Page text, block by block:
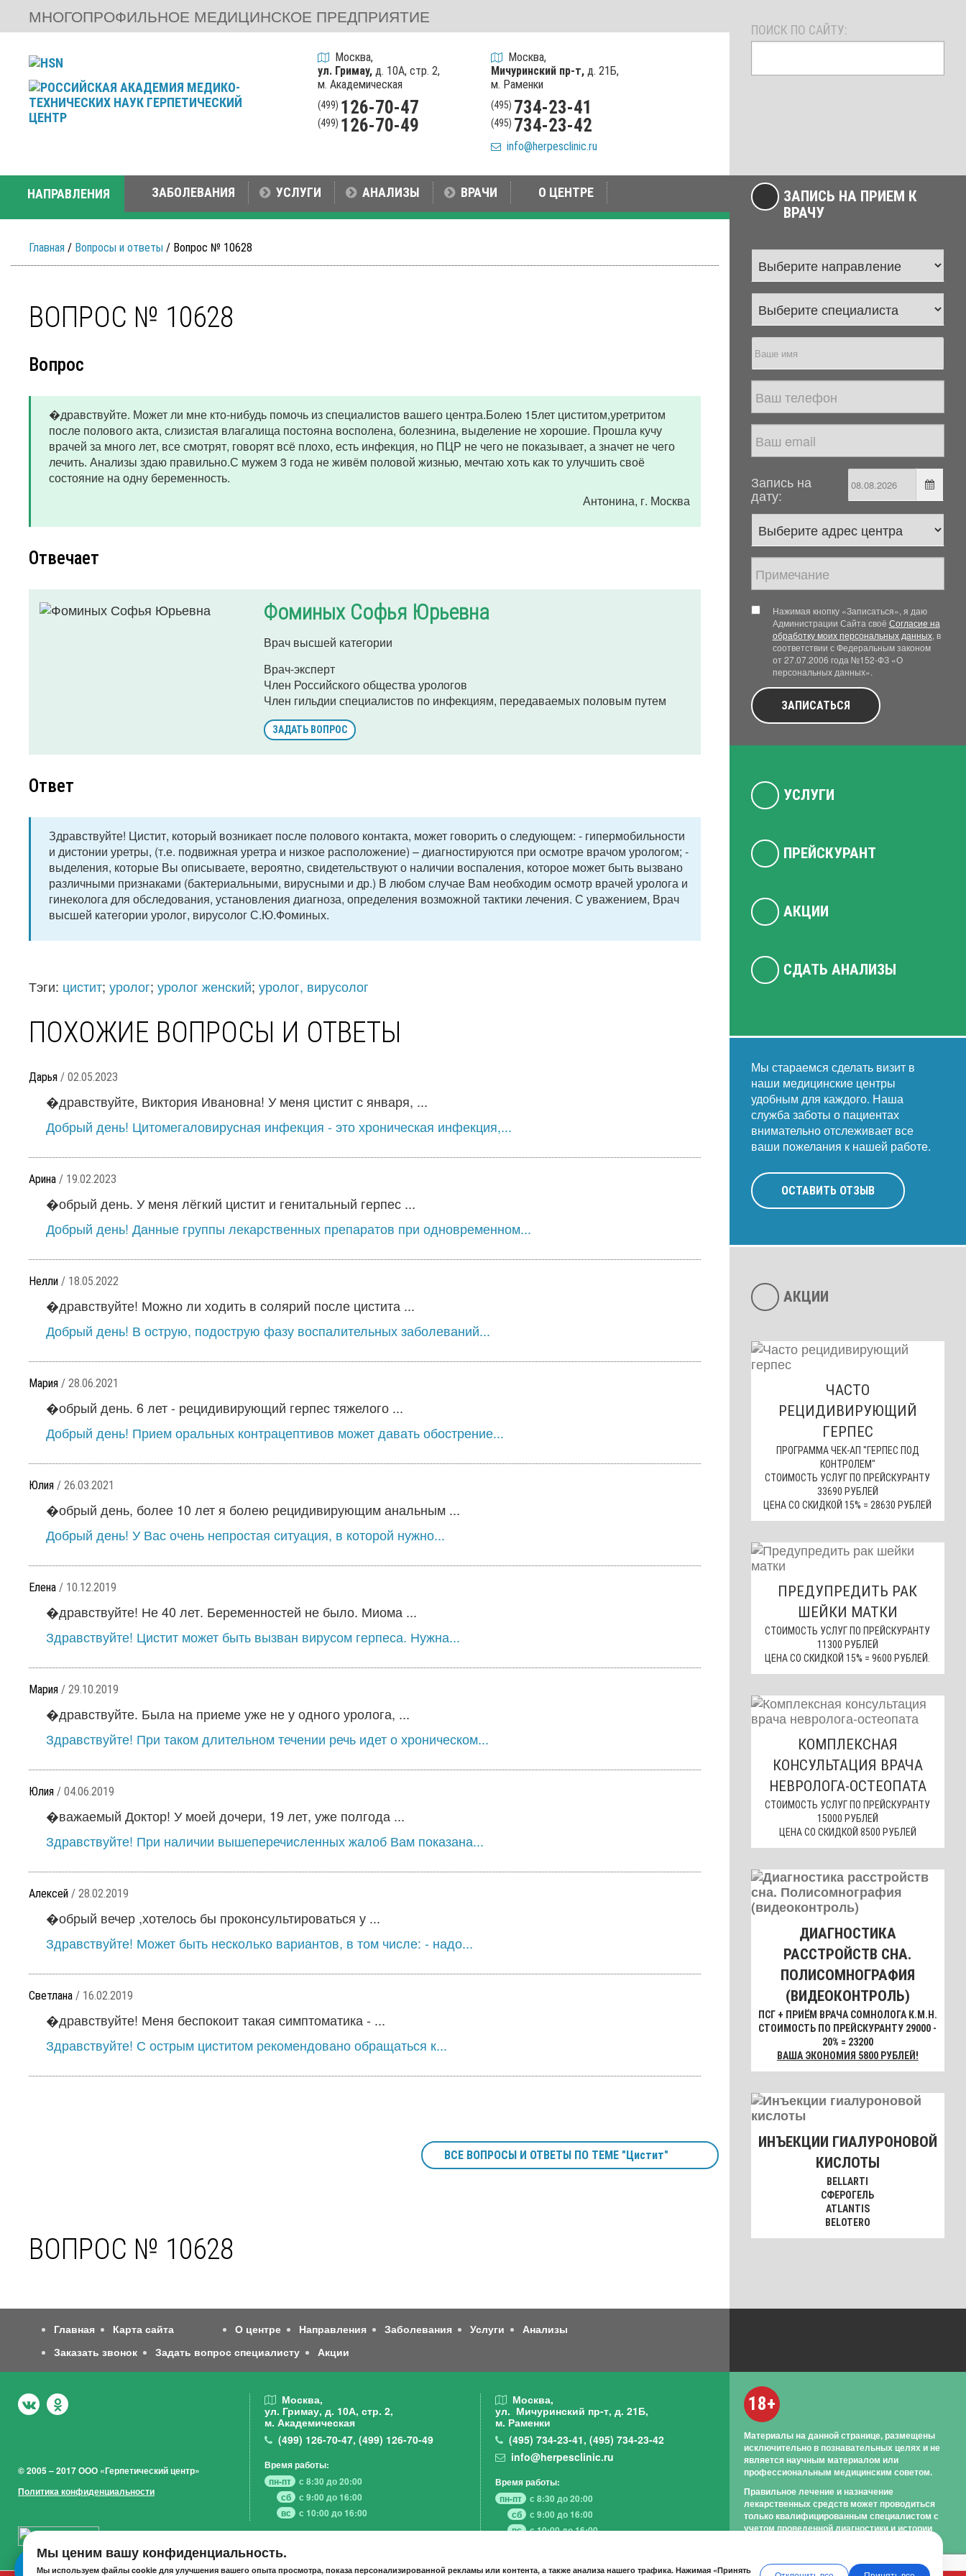
МНОГОПРОФИЛЬНОЕ МЕДИЦИНСКОЕ ПРЕДПРИЯТИЕ
Москва,
ул. Гримау,д. 10А, стр. 2,
м. Академическая
(499) 126-70-47
(499) 126-70-49
Москва,
Мичуринский пр-т, д. 21Б,
м. Раменки
(495) 734-23-41
(495) 734-23-42
info@herpesclinic.ru
ПОИСК ПО САЙТУ:
НАПРАВЛЕНИЯ ЗАБОЛЕВАНИЯ УСЛУГИ АНАЛИЗЫ ВРАЧИ О ЦЕНТРЕ
Главная / Вопросы и ответы / Вопрос № 10628
ВОПРОС № 10628
Вопрос
�дравствуйте. Может ли мне кто-нибудь помочь из специалистов вашего центра.Болею 15лет циститом,уретритом
после полового акта, слизистая влагалища постояна восполена, болезнина, выделение не хорошие. Прошла кучу
врачей за много лет, все смотрят, говорят всё плохо, есть инфекция, но ПЦР не чего не показывает, а значет не чего
лечить. Анализы здаю правильно.С мужем 3 года не живём половой жизнью, мечтаю хоть как то улучшить своё
состояние на одну беременность.
Антонина, г. Москва
Отвечает
Фоминых Софья Юрьевна
Врач высшей категории
Врач-эксперт
Член Российского общества урологов
Член гильдии специалистов по инфекциям, передаваемых половым путем
ЗАДАТЬ ВОПРОС
Ответ
Здравствуйте! Цистит, который возникает после полового контакта, может говорить о следующем: - гипермобильности
и дистонии уретры, (т.е. подвижная уретра и низкое расположение) – диагностируются при осмотре врачом урологом; -
выделения, которые Вы описываете, вероятно, свидетельствуют о наличии воспаления, которое может быть вызвано
различными признаками (бактериальными, вирусными и др.) В любом случае Вам необходим осмотр врачей уролога и
гинеколога для обследования, установления диагноза, определения возможной тактики лечения. С уважением, Врач
высшей категории уролог, вирусолог С.Ю.Фоминых.
Тэги: цистит; уролог; уролог женский; уролог, вирусолог
ПОХОЖИЕ ВОПРОСЫ И ОТВЕТЫ
Дарья / 02.05.2023
�дравствуйте, Виктория Ивановна! У меня цистит с января, ...
Добрый день! Цитомегаловирусная инфекция - это хроническая инфекция,...
Арина / 19.02.2023
�обрый день. У меня лёгкий цистит и генитальный герпес ...
Добрый день! Данные группы лекарственных препаратов при одновременном...
Нелли / 18.05.2022
�дравствуйте! Можно ли ходить в солярий после цистита ...
Добрый день! В острую, подострую фазу воспалительных заболеваний...
Мария / 28.06.2021
�обрый день. 6 лет - рецидивирующий герпес тяжелого ...
Добрый день! Прием оральных контрацептивов может давать обострение...
Юлия / 26.03.2021
�обрый день, более 10 лет я болею рецидивирующим анальным ...
Добрый день! У Вас очень непростая ситуация, в которой нужно...
Елена / 10.12.2019
�дравствуйте! Не 40 лет. Беременностей не было. Миома ...
Здравствуйте! Цистит может быть вызван вирусом герпеса. Нужна...
Мария / 29.10.2019
�дравствуйте. Была на приеме уже не у одного уролога, ...
Здравствуйте! При таком длительном течении речь идет о хроническом...
Юлия / 04.06.2019
�важаемый Доктор! У моей дочери, 19 лет, уже полгода ...
Здравствуйте! При наличии вышеперечисленных жалоб Вам показана...
Алексей / 28.02.2019
�обрый вечер ,хотелось бы проконсультироваться у ...
Здравствуйте! Может быть несколько вариантов, в том числе: - надо...
Светлана / 16.02.2019
�дравствуйте! Меня беспокоит такая симптоматика - ...
Здравствуйте! С острым циститом рекомендовано обращаться к...
ВСЕ ВОПРОСЫ И ОТВЕТЫ ПО ТЕМЕ "Цистит"
ВОПРОС № 10628
ЗАПИСЬ НА ПРИЕМ К
ВРАЧУ
Запись на
дату:
Нажимая кнопку «Записаться», я даю
Администрации Сайта своё Согласие на
обработку моих персональных данных, в
соответствии с Федеральным законом
от 27.07.2006 года №152-ФЗ «О
персональных данных».
ЗАПИСАТЬСЯ
УСЛУГИ
ПРЕЙСКУРАНТ
АКЦИИ
СДАТЬ АНАЛИЗЫ
Мы стараемся сделать визит в
наши медицинские центры
удобным для каждого. Наша
служба заботы о пациентах
внимательно отслеживает все
ваши пожелания к нашей работе.
ОСТАВИТЬ ОТЗЫВ
АКЦИИ
ЧАСТО
РЕЦИДИВИРУЮЩИЙ
ГЕРПЕС
ПРОГРАММА ЧЕК-АП "ГЕРПЕС ПОД
КОНТРОЛЕМ"
СТОИМОСТЬ УСЛУГ ПО ПРЕЙСКУРАНТУ
33690 РУБЛЕЙ
ЦЕНА СО СКИДКОЙ 15% = 28630 РУБЛЕЙ
ПРЕДУПРЕДИТЬ РАК
ШЕЙКИ МАТКИ
СТОИМОСТЬ УСЛУГ ПО ПРЕЙСКУРАНТУ
11300 РУБЛЕЙ
ЦЕНА СО СКИДКОЙ 15% = 9600 РУБЛЕЙ.
КОМПЛЕКСНАЯ
КОНСУЛЬТАЦИЯ ВРАЧА
НЕВРОЛОГА-ОСТЕОПАТА
СТОИМОСТЬ УСЛУГ ПО ПРЕЙСКУРАНТУ
15000 РУБЛЕЙ
ЦЕНА СО СКИДКОЙ 8500 РУБЛЕЙ
ДИАГНОСТИКА
РАССТРОЙСТВ СНА.
ПОЛИСОМНОГРАФИЯ
(ВИДЕОКОНТРОЛЬ)
ПСГ + ПРИЁМ ВРАЧА СОМНОЛОГА К.М.Н.
СТОИМОСТЬ ПО ПРЕЙСКУРАНТУ 29000 -
20% = 23200
ВАША ЭКОНОМИЯ 5800 РУБЛЕЙ!
ИНЪЕКЦИИ ГИАЛУРОНОВОЙ
КИСЛОТЫ
BELLARTI
СФЕРОГЕЛЬ
ATLANTIS
BELOTERO
Главная Карта сайта О центре Направления Заболевания Услуги
Анализы
Заказать звонок
Задать вопрос специалисту Акции
© 2005 – 2017 ООО «Герпетический центр»
Политика конфиденциальности
Москва,
ул. Гримау, д. 10А, стр. 2,
м. Академическая
(499) 126-70-47, (499) 126-70-49
Время работы:
пн-пт
с 8:30 до 20:00
сб
с 9:00 до 16:00
вс
с 10:00 до 16:00
Москва,
ул. Мичуринский пр-т, д. 21Б,
м. Раменки
(495)734-23-41,(495)734-23-42
info@herpesclinic.ru
Время работы:
пн-пт
с 8:30 до 20:00
сб
с 9:00 до 16:00
вс
с 10:00 до 16:00
18+
Материалы на данной странице, размещены
исключительно в познавательных целях и не
является научным материалом или
профессиональным медицинским советом.
Правильное лечение и назначение
лекарственных средств может проводиться
только квалифицированным специалистом с
учетом проведенной диагностики и истории
Мы ценим вашу конфиденциальность.
Мы используем файлы cookie для улучшения вашего опыта просмотра, показа персонализированной рекламы или контента, а также анализа нашего трафика. Нажимая «Принять